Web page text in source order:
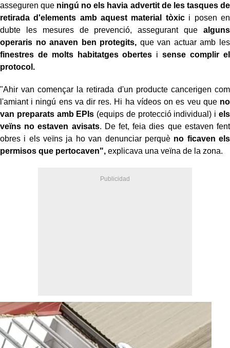
asseguren que ningú no els havia advertit de les tasques de
retirada d'elements amb aquest material tòxici posen en
dubte les mesures de prevenció, assegurant que alguns
operaris no anaven ben protegits, que van actuar amb les
finestres de molts habitatges obertes isense complir el
protocol.
"Ahir van començar la retirada d'un producte cancerigen com
l'amiant i ningú ens va dir res. Hi ha vídeos on es veu que no
van preparats amb EPIs (equips de protecció individual) i els
veïns no estaven avisats. De fet, feia dies que estaven fent
obres i els veïns ja ho van denunciar perquè no ficaven els
permisos que pertocaven", explicava una veïna de la zona.